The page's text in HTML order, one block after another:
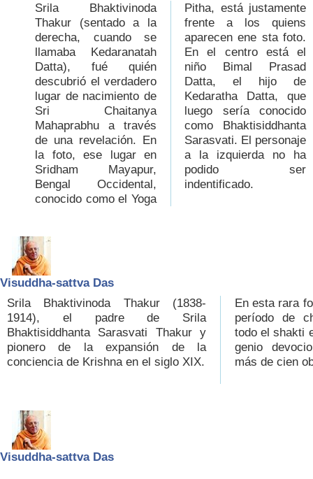
Srila Bhaktivinoda
Thakur (sentado a la
derecha, cuando se
llamaba Kedaranatah
Datta), fué quién
descubrió el verdadero
lugar de nacimiento de
Sri Chaitanya
Mahaprabhu a través
de una revelación. En
la foto, ese lugar en
Sridham Mayapur,
Bengal Occidental,
conocido como el Yoga
Pitha, está justamente
frente a los quiens
aparecen ene sta foto.
En el centro está el
niño Bimal Prasad
Datta, el hijo de
Kedaratha Datta, que
luego sería conocido
como Bhaktisiddhanta
Sarasvati. El personaje
a la izquierda no ha
podido ser
indentificado.
Visuddha-sattva Das
Srila Bhaktivinoda Thakur (1838-
1914), el padre de Srila
Bhaktisiddhanta Sarasvati Thakur y
pionero de la expansión de la
conciencia de Krishna en el siglo XIX.
En esta rara
período de
todo el shakti
genio
más de cien
Visuddha-sattva Das